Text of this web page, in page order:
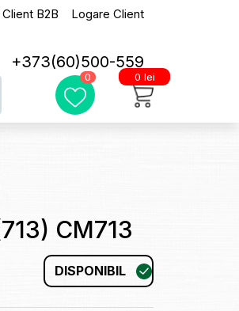
B2B Logare Client
+373(60)500-559
0 0 lei
CM713
DISPONIBIL